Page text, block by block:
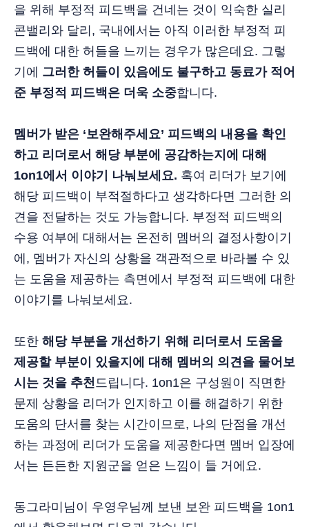
을 위해 부정적 피드백을 건네는 것이 익숙한 실리
콘밸리와 달리, 국내에서는 아직 이러한 부정적 피
드백에 대한 허들을 느끼는 경우가 많은데요. 그렇
기에 그러한 허들이 있음에도 불구하고 동료가 적어
준 부정적 피드백은 더욱 소중합니다.
멤버가 받은 ‘보완해주세요’ 피드백의 내용을 확인
하고 리더로서 해당 부분에 공감하는지에 대해
1on1에서 이야기 나눠보세요. 혹여 리더가 보기에
해당 피드백이 부적절하다고 생각하다면 그러한 의
견을 전달하는 것도 가능합니다. 부정적 피드백의
수용 여부에 대해서는 온전히 멤버의 결정사항이기
에, 멤버가 자신의 상황을 객관적으로 바라볼 수 있
는 도움을 제공하는 측면에서 부정적 피드백에 대한
이야기를 나눠보세요.
또한 해당 부분을 개선하기 위해 리더로서 도움을
제공할 부분이 있을지에 대해 멤버의 의견을 물어보
시는 것을 추천드립니다. 1on1은 구성원이 직면한
문제 상황을 리더가 인지하고 이를 해결하기 위한
도움의 단서를 찾는 시간이므로, 나의 단점을 개선
하는 과정에 리더가 도움을 제공한다면 멤버 입장에
서는 든든한 지원군을 얻은 느낌이 들 거에요.
동그라미님이 우영우님께 보낸 보완 피드백을 1on1